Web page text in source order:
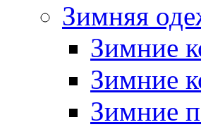
Зимняя
Зимние
Зимние
Зимние